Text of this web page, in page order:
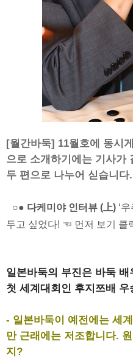
[월간바둑] 11월호에 동시
으로 소개하기에는 기사가
두 편으로 나누어 싣습니다.
○● 다케미야 인터뷰 (上) ‘
두고 싶었다! ☜ 먼저 보기 클
일본바둑의 부진은 바둑
첫 세계대회인 후지쯔배
- 일본바둑이 예전에는 세
만 근래에는 저조합니다.
지?